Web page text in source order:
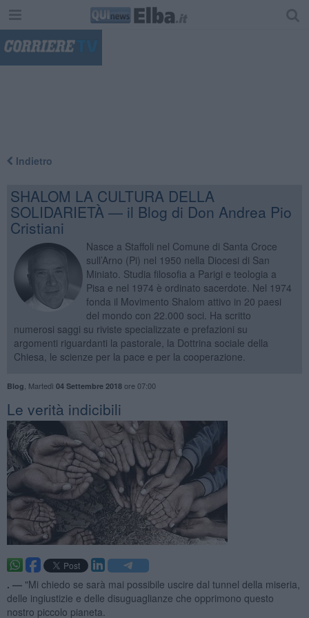
Indietro
SHALOM LA CULTURA DELLA
SOLIDARIETÀ — il Blog di Don Andrea Pio
Cristiani
Nasce a Staffoli nel Comune di Santa Croce
sull’Arno (Pi) nel 1950 nella Diocesi di San
Miniato. Studia filosofia a Parigi e teologia a
Pisa e nel 1974 è ordinato sacerdote. Nel 1974
fonda il Movimento Shalom attivo in 20 paesi
del mondo con 22.000 soci. Ha scritto
numerosi saggi su riviste specializzate e prefazioni su
argomenti riguardanti la pastorale, la Dottrina sociale della
Chiesa, le scienze per la pace e per la cooperazione.
Blog Martedì 04 Settembre 2018ore 07:00
​Le verità indicibili
. — "Mi chiedo se sarà mai possibile uscire dal tunnel della miseria,
delle ingiustizie e delle disuguaglianze che opprimono questo
nostro piccolo pianeta.